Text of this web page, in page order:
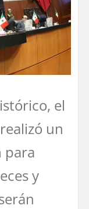
el
un
para
y